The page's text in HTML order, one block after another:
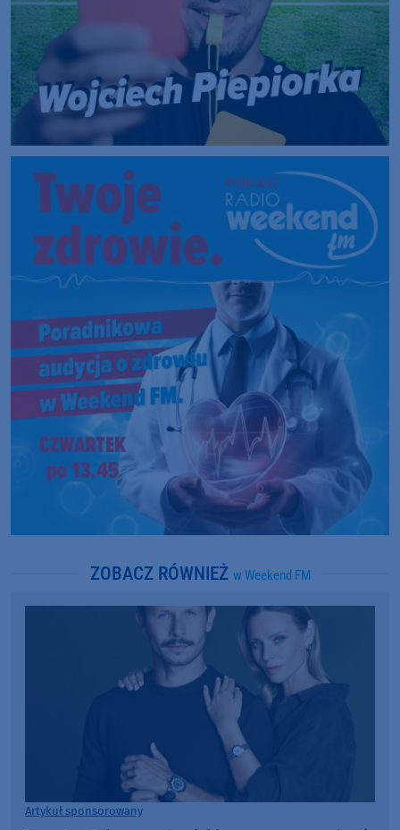
ZOBACZ RÓWNIEŻ w Weekend FM
Artykuł sponsorowany